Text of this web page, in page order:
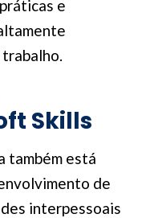
e
Skills
também está
de
interpessoais